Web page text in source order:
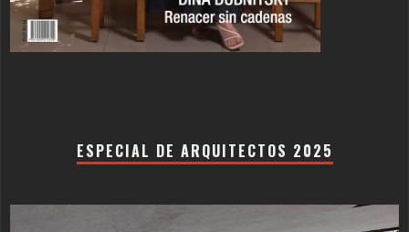
ESPECIAL DE ARQUITECTOS 2025